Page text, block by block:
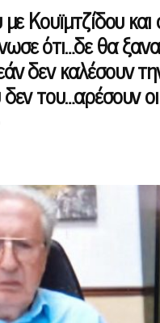
Κουϊμτζίδου
ότι…δε θα
δεν καλέσουν
του…αρέσουν